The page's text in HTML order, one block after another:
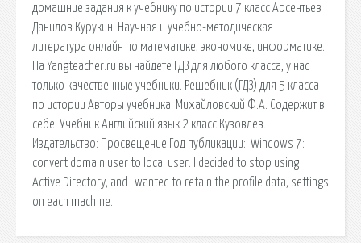
домашние задания к учебнику по истории 7 класс Арсентьев
Данилов Курукин. Научная и учебно-методическая
литература онлайн по математике, экономике, информатике.
На Yangteacher.ru вы найдете ГДЗ для любого класса, у нас
только качественные учебники. Решебник (ГДЗ) для 5 класса
по истории Авторы учебника: Михайловский Ф.А. Содержит в
себе. Учебник Английский язык 2 класс Кузовлев.
Издательство: Просвещение Год публикации:. Windows 7:
convert domain user to local user. I decided to stop using
Active Directory, and I wanted to retain the profile data, settings
on each machine.